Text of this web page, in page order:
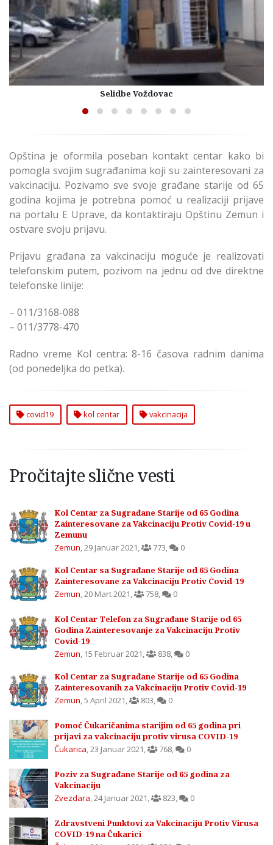
Selidbe Voždovac
Opština je oformila poseban kontakt centar kako bi
pomogla svojim sugrađanima koji su zainteresovani za
vakcinaciju. Pozivamo sve svoje građane starije od 65
godina kojima je potrebna pomoć u realizaciji prijave
na portalu E Uprave, da kontaktiraju Opštinu Zemun i
ostvare svoju prijavu.
Prijavu građana za vakcinaciju moguće je realizovati
telefonskim putem, pozivom na jednu od dve direktne
telefonske linije:
– 011/3168-088
– 011/3778-470
Radno vreme Kol centra: 8-16 časova radnim danima
(od ponedeljka do petka).
covid19 kol centar vakcinacija
Pročitajte slične vesti
Kol Centar za Sugrađane Starije od 65 Godina
Zainteresovane za Vakcinaciju Protiv Covid-19 u
Zemunu
Zemun,29 Januar 2021, 773, 0
Kol Centar sa Sugrađane Starije od 65 Godina
Zainteresovane za Vakcinaciju Protiv Covid-19
Zemun,20 Mart 2021, 758, 0
Kol Centar Telefon za Sugrađane Starije od 65
Godina Zainteresovanje za Vakcinaciju Protiv
Covid-19
Zemun, 15 Februar 2021, 838, 0
Kol Centar za Sugrađane Starije od 65 Godina
Zainteresovanih za Vakcinaciju Protiv Covid-19
Zemun,5 April 2021, 803, 0
Pomoć Čukaričanima starijim od 65 godina pri
prijavi za vakcinaciju protiv virusa COVID-19
Čukarica,23 Januar 2021, 768, 0
Poziv za Sugrađane Starije od 65 godina za
Vakcinaciju
Zvezdara,24 Januar 2021, 823, 0
Zdravstveni Punktovi za Vakcinaciju Protiv Virusa
COVID-19 na Čukarici